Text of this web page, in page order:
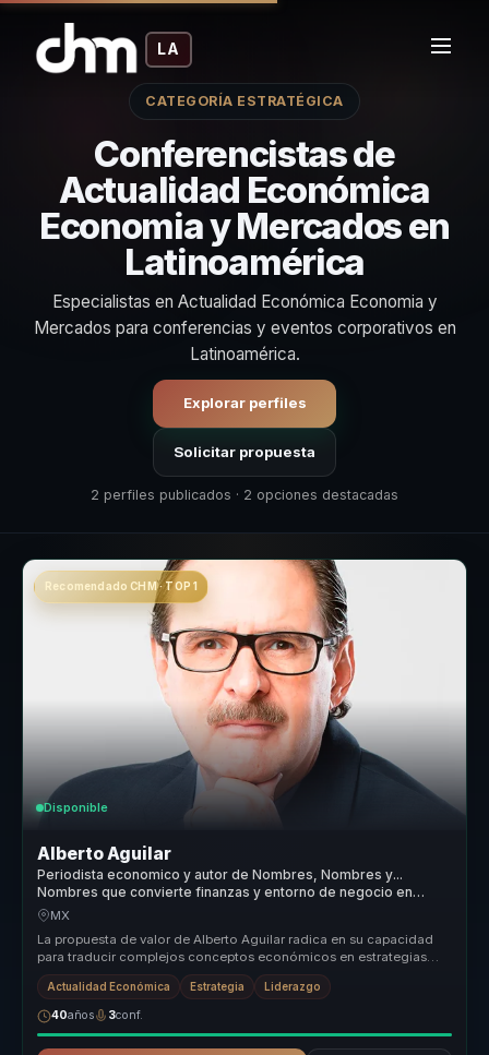
LA
CATEGORÍA ESTRATÉGICA
Conferencistas de
Actualidad Económica
Economia y Mercados en
Latinoamérica
Especialistas en Actualidad Económica Economia y
Mercados para conferencias y eventos corporativos en
Latinoamérica.
Explorar perfiles
Solicitar propuesta
2 perfiles publicados · 2 opciones destacadas
Recomendado CHM · TOP 1
Disponible
Alberto Aguilar
Periodista economico y autor de Nombres, Nombres y...
Nombres que convierte finanzas y entorno de negocio en
claridad para lideres.
MX
La propuesta de valor de Alberto Aguilar radica en su capacidad
para traducir complejos conceptos económicos en estrategias
prácticas que...
Actualidad Económica Estrategia Liderazgo
40años 3conf.